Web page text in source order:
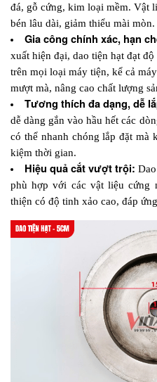
đá, gỗ cứng, kim loại mềm. Vật
bén lâu dài, giảm thiểu mài mòn.
Gia công chính xác, hạn
xuất hiện đại, dao tiện hạt đạt
trên mọi loại máy tiện, kể cả
mượt mà, nâng cao chất lượng
Tương thích đa dạng, dễ
dễ dàng gắn vào hầu hết các
có thể nhanh chóng lắp đặt mà
kiệm thời gian.
Hiệu quả cắt vượt trội:
phù hợp với các vật liệu cứng
thiện có độ tinh xảo cao, đáp